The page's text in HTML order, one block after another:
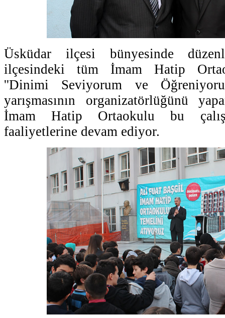
Üsküdar ilçesi bünyesinde
ilçesindeki tüm İmam Hatip
''Dinimi Seviyorum ve
yarışmasının organizatörlüğünü
İmam Hatip Ortaokulu bu
faaliyetlerine devam ediyor.